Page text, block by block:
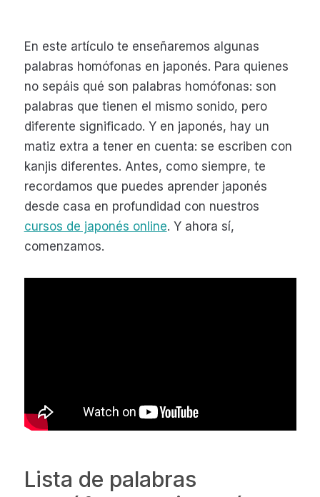
En este artículo te enseñaremos algunas
palabras homófonas en japonés. Para quienes
no sepáis qué son palabras homófonas: son
palabras que tienen el mismo sonido, pero
diferente significado. Y en japonés, hay un
matiz extra a tener en cuenta: se escriben con
kanjis diferentes. Antes, como siempre, te
recordamos que puedes aprender japonés
desde casa en profundidad con nuestros
cursos de japonés online. Y ahora sí,
comenzamos.
Lista de palabras